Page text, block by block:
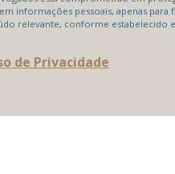
informações pessoais, apenas para
relevante, conforme estabelecido
de Privacidade